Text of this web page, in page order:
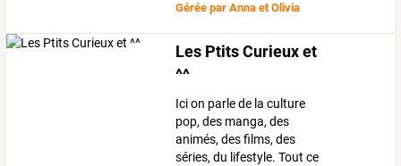
Gérée parAnna et Olivia
Les Ptits Curieux et
^^
Ici on parle de la culture
pop, des manga, des
animés, des films, des
séries, du lifestyle. Tout ce